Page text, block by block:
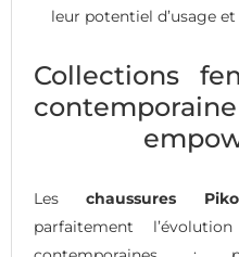
leur potentiel d’usage
Collections
Leschaussures
parfaitement